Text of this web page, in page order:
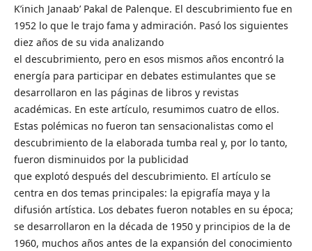
K’inich Janaab’ Pakal de Palenque. El descubrimiento fue en
1952 lo que le trajo fama y admiración. Pasó los siguientes
diez años de su vida analizando
el descubrimiento, pero en esos mismos años encontró la
energía para participar en debates estimulantes que se
desarrollaron en las páginas de libros y revistas
académicas. En este artículo, resumimos cuatro de ellos.
Estas polémicas no fueron tan sensacionalistas como el
descubrimiento de la elaborada tumba real y, por lo tanto,
fueron disminuidos por la publicidad
que explotó después del descubrimiento. El artículo se
centra en dos temas principales: la epigrafía maya y la
difusión artística. Los debates fueron notables en su época;
se desarrollaron en la década de 1950 y principios de la de
1960, muchos años antes de la expansión del conocimiento